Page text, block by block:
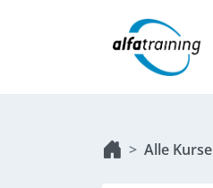
Alle Kurse